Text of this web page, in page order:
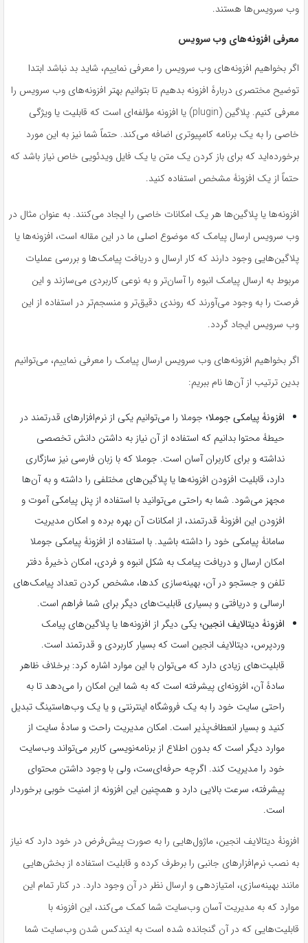
وب ‌سرویس‌ها هستند.
معرفی افزونههای وب ‌سرویس
اگر بخواهیم افزونه‌های وب ‌سرویس را معرفی نماییم، شاید بد نباشد ابتدا
توضیح مختصری دربارۀ افزونه بدهیم تا بتوانیم بهتر افزونه‌های وب‌ سرویس را
معرفی کنیم. پلاگین (plugin) یا افزونه مؤلفه‌ای است که قابلیت یا ویژگی
خاصی را به یک برنامه کامپیوتری اضافه می‌کند. حتماً شما نیز به این مورد
برخورده‌اید که برای باز کردن یک متن یا یک فایل ویدئویی خاص نیاز باشد که
حتماً از یک افزونۀ مشخص استفاده کنید.
افزونه‌ها یا پلاگین‌ها هر یک امکانات خاصی را ایجاد می‌کنند. به عنوان مثال در
وب ‌سرویس ارسال پیامک که موضوع اصلی ما در این مقاله است، افزونه‌ها یا
پلاگین‌هایی وجود دارند که کار ارسال و دریافت پیامک‌ها و بررسی عملیات
مربوط به ارسال پیامک انبوه را آسان‌تر و به نوعی کاربردی می‌سازند و این
فرصت را به وجود می‌آورند که روندی دقیق‌تر و منسجم‌تر در استفاده از این
وب‌ سرویس ایجاد گردد.
اگر بخواهیم افزونه‌های وب ‌سرویس ارسال پیامک را معرفی نماییم، می‌توانیم
بدین ترتیب از‌‌ آن‌ها نام ببریم:
افزونۀ پیامکی جوملا؛ جوملا را می‌توانیم یکی از نرم‌افزارهای قدرتمند در
حیطۀ محتوا بدانیم که استفاده از آن نیاز به داشتن دانش تخصصی
نداشته و برای کاربران آسان است. جوملا که با زبان فارسی نیز سازگاری
دارد، قابلیت افزودن افزونه‌ها یا پلاگین‌های مختلفی را داشته و به‌‌ آن‌ها
مجهز می‌شود. شما به راحتی می‌توانید با استفاده از پنل پیامکی آموت و
افزودن این افزونۀ قدرتمند، از امکانات آن بهره برده و امکان مدیریت
سامانۀ پیامکی خود را داشته باشید. با استفاده از افزونۀ پیامکی جوملا
امکان ارسال و دریافت پیامک به شکل انبوه و فردی، امکان ذخیرۀ دفتر
تلفن و جستجو در آن، بهینه‌سازی کدها، مشخص کردن تعداد پیامک‌های
ارسالی و دریافتی و بسیاری قابلیت‌های دیگر برای شما فراهم است.
افزونۀ دیتالایف انجین؛یکی دیگر از افزونه‌ها یا پلاگین‌های پیامک
وردپرس، دیتالایف انجین است که بسیار کاربردی و قدرتمند است.
قابلیت‌های زیادی دارد که می‌توان با این موارد اشاره کرد: برخلاف ظاهر
سادۀ آن، افزونه‌ای پیشرفته است که به شما این امکان را می‌دهد تا به
راحتی سایت خود را به یک فروشگاه اینترنتی و یا یک وب‌هاستینگ تبدیل
کنید و بسیار انعطاف‌پذیر است. امکان مدیریت راحت و سادۀ سایت از
موارد دیگر است که بدون اطلاع از برنامه‌نویسی کاربر می‌تواند وب‌سایت
خود را مدیریت کند. اگرچه حرفه‌ای‌ست، ولی با وجود داشتن محتوای
پیشرفته، سرعت بالایی دارد و همچنین این افزونه از امنیت خوبی برخوردار
است.
افزونۀ دیتالایف انجین، ماژول‌هایی را به صورت پیش‌فرض در خود دارد که نیاز
به نصب نرم‌افزارهای جانبی را برطرف کرده و قابلیت استفاده از بخش‌هایی
مانند بهینه‌سازی، امتیازدهی و ارسال نظر در آن وجود دارد. در کنار تمام این
موارد که به مدیریت آسان وب‌سایت شما کمک می‌کند، این افزونه با
قابلیت‌هایی که در آن گنجانده شده است به ایندکس شدن وب‌سایت شما